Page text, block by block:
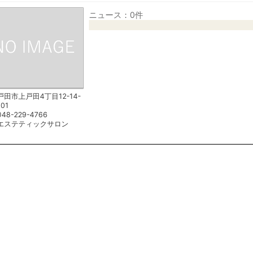
田市上戸田4丁目12-14-
229-4766
ステティックサロン
ニュース：0件